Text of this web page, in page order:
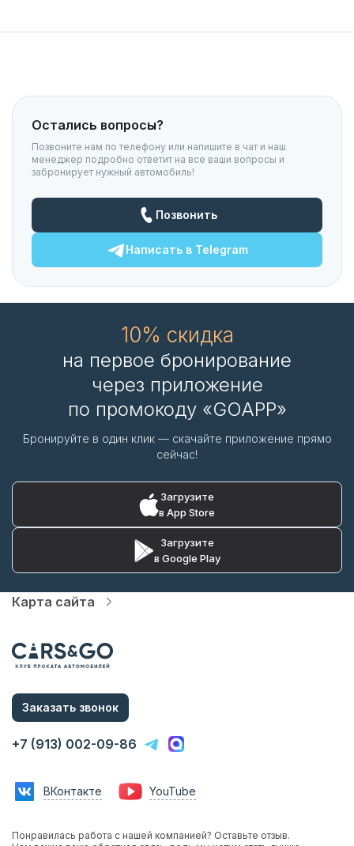
Остались вопросы?
Позвоните нам по телефону или напишите в чат и наш
менеджер подробно ответит на все ваши вопросы и
забронирует нужный автомобиль!
Позвонить
Написать вTelegram
10% скидка
на первое бронирование
через приложение
по промокоду «GOAPP»
Бронируйте в один клик — скачайте приложение прямо
сейчас!
Загрузите
в App Store
Загрузите
в Google Play
Карта сайта
Услуги
Акции
Статьи и Новости
Контакты
Аренда без водителя
Инвестиции в прокат
Аренда авто на мероприятия
Заказать звонок
+7 (913) 002-09-86
ВКонтакте YouTube
Понравилась работа с нашей компанией? Оставьте отзыв.